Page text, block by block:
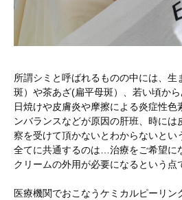
所謂シミと呼ばれるものの中には、生
斑）や茶あざ(扁平母斑）、若い頃から
日焼けや皮膚炎や摩擦による炎症性色
ンバランスなどが原因の肝班、時に
察を受けて頂かないとわからないとい
全てに共通するのは…治療をご希望に
クリームの外用が必要になるという点
医療機関でおこなうケミカルピーリ